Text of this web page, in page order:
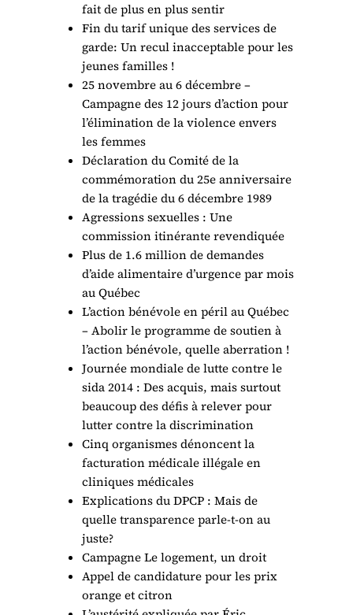
fait de plus en plus sentir
Fin du tarif unique des services de
garde: Un recul inacceptable pour les
jeunes familles !
25 novembre au 6 décembre –
Campagne des 12 jours d’action pour
l’élimination de la violence envers
les femmes
Déclaration du Comité de la
commémoration du 25e anniversaire
de la tragédie du 6 décembre 1989
Agressions sexuelles : Une
commission itinérante revendiquée
Plus de 1.6 million de demandes
d’aide alimentaire d’urgence par mois
au Québec
L’action bénévole en péril au Québec
– Abolir le programme de soutien à
l’action bénévole, quelle aberration !
Journée mondiale de lutte contre le
sida 2014 : Des acquis, mais surtout
beaucoup des défis à relever pour
lutter contre la discrimination
Cinq organismes dénoncent la
facturation médicale illégale en
cliniques médicales
Explications du DPCP : Mais de
quelle transparence parle-t-on au
juste?
Campagne Le logement, un droit
Appel de candidature pour les prix
orange et citron